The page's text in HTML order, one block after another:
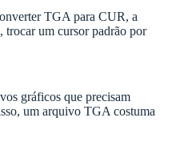
TGA para CUR, a
trocar um cursor padrão por
gráficos que precisam
um arquivo TGA costuma